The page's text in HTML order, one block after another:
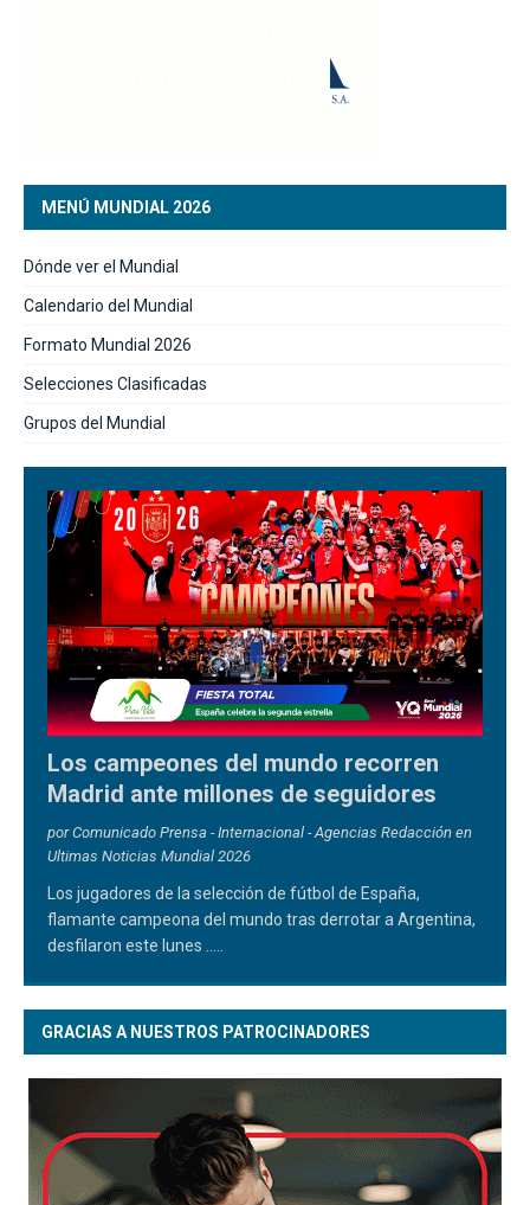
MENÚ MUNDIAL 2026
Dónde ver el Mundial
Calendario del Mundial
Formato Mundial 2026
Selecciones Clasificadas
Grupos del Mundial
Los campeones del mundo recorren
Madrid ante millones de seguidores
por Comunicado Prensa - Internacional - Agencias Redacción en
Ultimas Noticias Mundial 2026
Los jugadores de la selección de fútbol de España,
flamante campeona del mundo tras derrotar a Argentina,
desfilaron este lunes
GRACIAS A NUESTROS PATROCINADORES